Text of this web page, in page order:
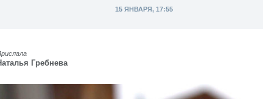
15 ЯНВАРЯ, 17:55
Гребнева